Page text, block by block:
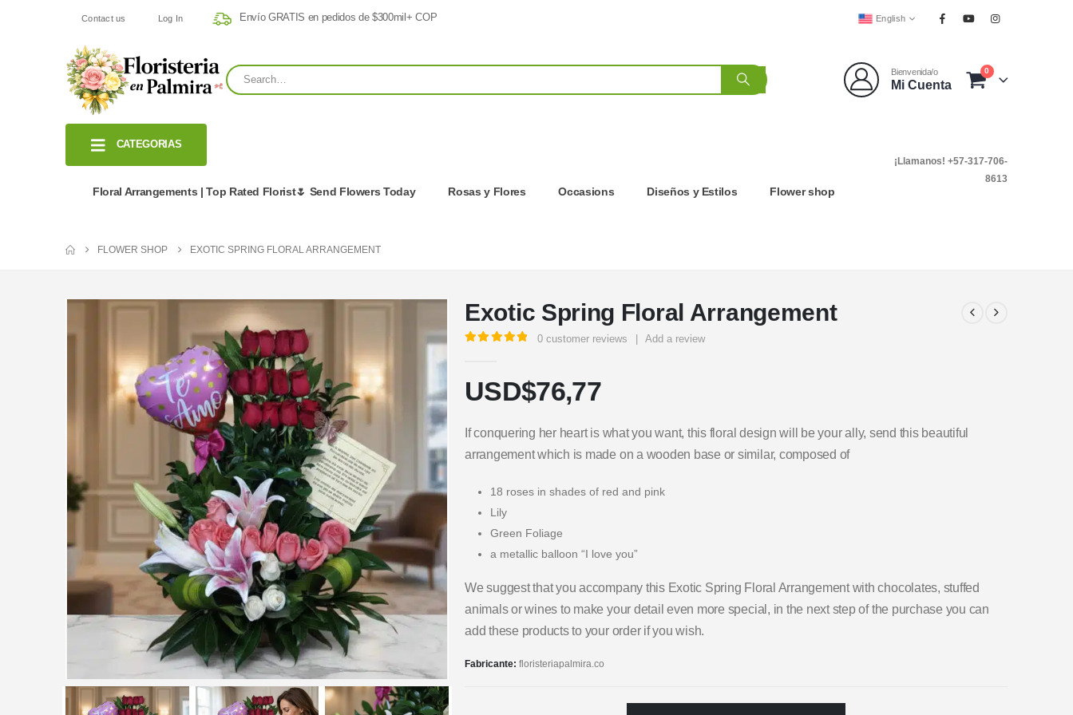
Contact us Log In Envío GRATIS en pedidos de $300mil+ COP English
Bienvenida/o
Mi Cuenta
0
CATEGORIAS
Floral Arrangements | Top Rated Florist🌷 Send Flowers Today Rosas y Flores Occasions Diseños y Estilos Flower shop
¡Llamanos! +57-317-706-
8613
FLOWER SHOP EXOTIC SPRING FLORAL ARRANGEMENT
Exotic Spring Floral Arrangement
0 customer reviews | Add a review
USD$76,77
If conquering her heart is what you want, this floral design will be your ally, send this beautiful
arrangement which is made on a wooden base or similar, composed of
18 roses in shades of red and pink
Lily
Green Foliage
a metallic balloon “I love you”
We suggest that you accompany this Exotic Spring Floral Arrangement with chocolates, stuffed
animals or wines to make your detail even more special, in the next step of the purchase you can
add these products to your order if you wish.
Fabricante: floristeriapalmira.co